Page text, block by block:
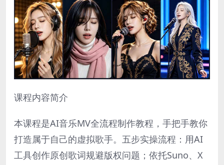
课程内容简介
本课程是AI音乐MV全流程制作教程，手把手教你
打造属于自己的虚拟歌手。五步实操流程：用AI
工具创作原创歌词规避版权问题；依托Suno、X